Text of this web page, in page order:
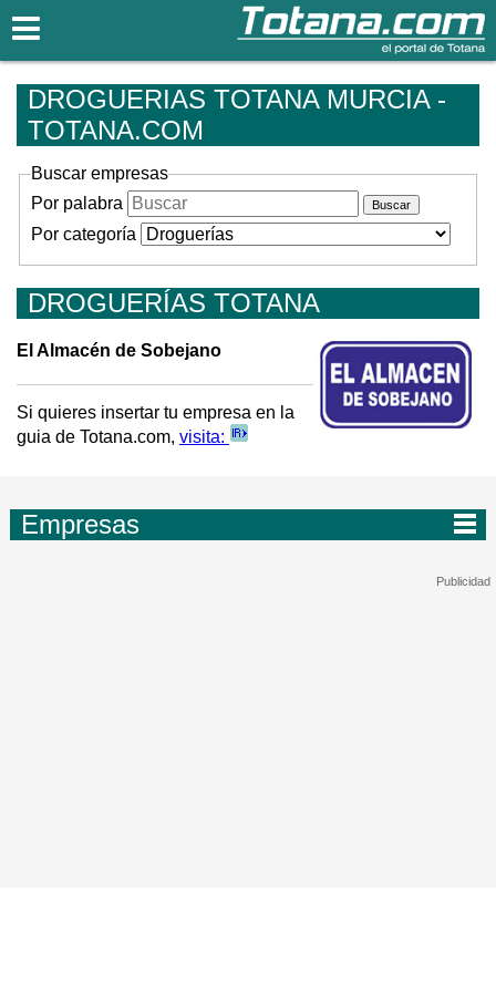
DROGUERIAS TOTANA MURCIA -
TOTANA.COM
Buscar empresas
Por palabra
Por categoría
DROGUERÍAS TOTANA
El Almacén de Sobejano
Si quieres insertar tu empresa en la
guia de Totana.com, visita:
Empresas